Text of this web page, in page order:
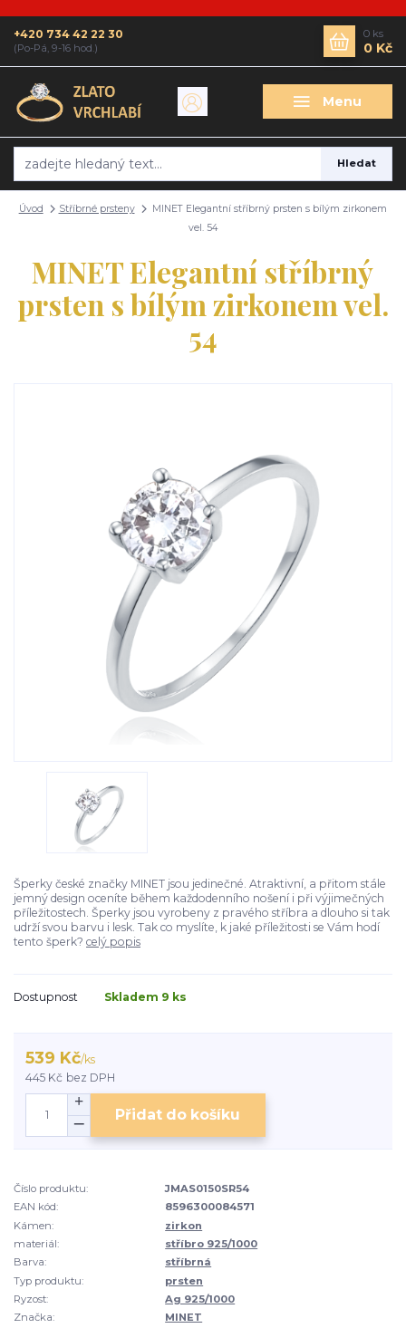
Menu
Hledat
+420 734 42 22 30
(Po-Pá, 9-16 hod.)
0 ks
0 Kč
Úvod Stříbrné prsteny
MINET Elegantní stříbrný prsten s bílým zirkonem
vel. 54
MINET Elegantní stříbrný
prsten s bílým zirkonem vel.
54
Šperky české značky MINET jsou jedinečné. Atraktivní, a přitom stále
jemný design oceníte během každodenního nošení i při výjimečných
příležitostech. Šperky jsou vyrobeny z pravého stříbra a dlouho si tak
udrží svou barvu i lesk. Tak co myslíte, k jaké příležitosti se Vám hodí
tento šperk? celý popis
Dostupnost Skladem 9 ks
539 Kč/ks
445 Kč bez DPH
Přidat do košíku
Číslo produktu:
JMAS0150SR54
EAN kód:
8596300084571
Kámen:
zirkon
materiál:
stříbro 925/1000
Barva:
stříbrná
Typ produktu:
prsten
Ryzost:
Ag 925/1000
Značka:
MINET